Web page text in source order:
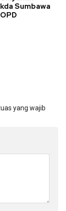
Sumbawa
yang wajib